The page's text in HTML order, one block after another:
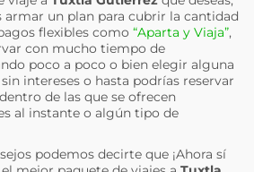
armar un plan para cubrir la cantidad
flexibles como “Aparta y Viaja”,
con mucho tiempo de
poco a poco o bien elegir alguna
intereses o hasta podrías reservar
de las que se ofrecen
al instante o algún tipo de
podemos decirte que ¡Ahora sí